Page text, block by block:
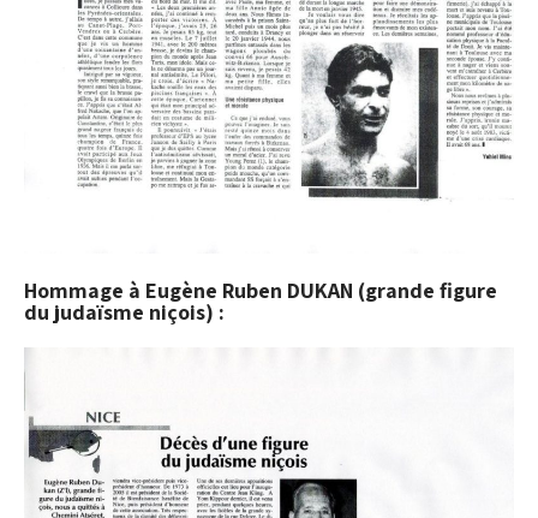
Hommage à Eugène Ruben DUKAN (grande figure
du judaïsme niçois) :